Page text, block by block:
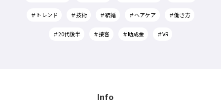
＃トレンド ＃技術 ＃結婚 ＃ヘアケア ＃働き方
＃20代後半 ＃接客 ＃助成金 ＃VR
Info